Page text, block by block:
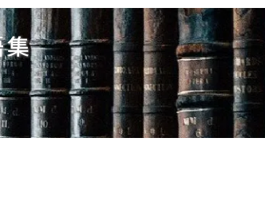
集